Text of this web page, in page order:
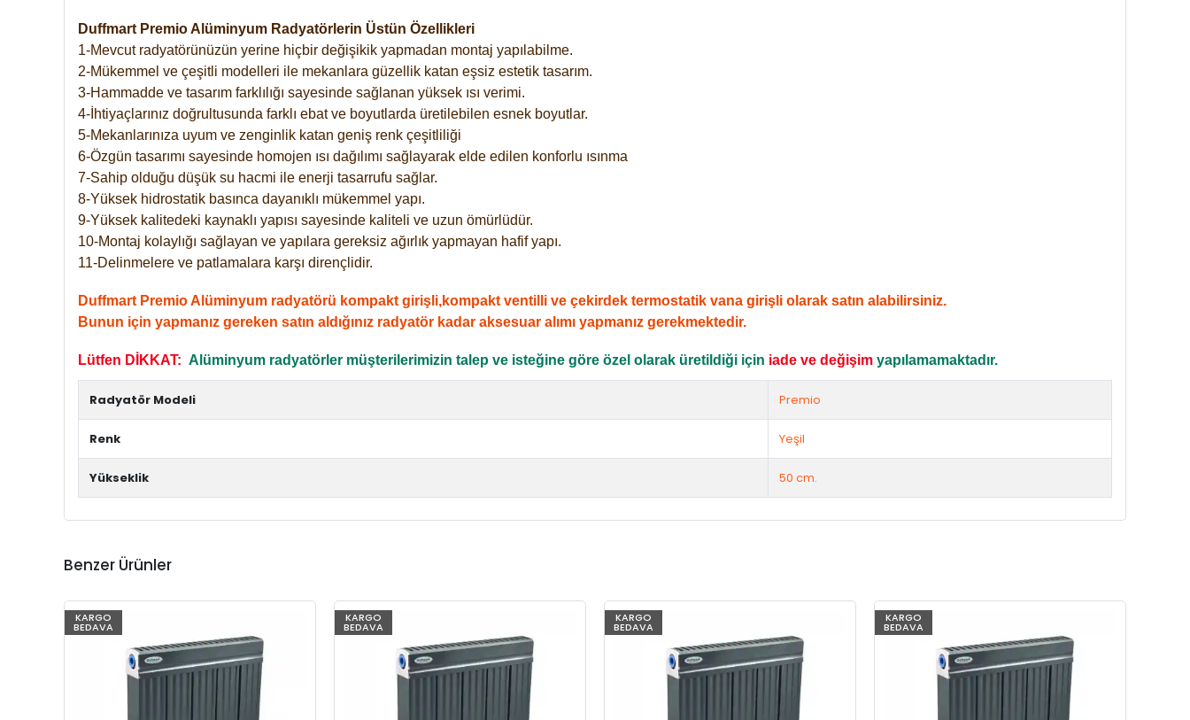
Duffmart Premio Alüminyum Radyatörlerin Üstün Özellikleri
1-Mevcut radyatörünüzün yerine hiçbir değişikik yapmadan montaj yapılabilme.
2-Mükemmel ve çeşitli modelleri ile mekanlara güzellik katan eşsiz estetik tasarım.
3-Hammadde ve tasarım farklılığı sayesinde sağlanan yüksek ısı verimi.
4-İhtiyaçlarınız doğrultusunda farklı ebat ve boyutlarda üretilebilen esnek boyutlar.
5-Mekanlarınıza uyum ve zenginlik katan geniş renk çeşitliliği
6-Özgün tasarımı sayesinde homojen ısı dağılımı sağlayarak elde edilen konforlu ısınma
7-Sahip olduğu düşük su hacmi ile enerji tasarrufu sağlar.
8-Yüksek hidrostatik basınca dayanıklı mükemmel yapı.
9-Yüksek kalitedeki kaynaklı yapısı sayesinde kaliteli ve uzun ömürlüdür.
10-Montaj kolaylığı sağlayan ve yapılara gereksiz ağırlık yapmayan hafif yapı.
11-Delinmelere ve patlamalara karşı dirençlidir.
Duffmart Premio Alüminyum radyatörü kompakt girişli,kompakt ventilli ve çekirdek termostatik vana girişli olarak satın alabilirsiniz.
Bunun için yapmanız gereken satın aldığınız radyatör kadar aksesuar alımı yapmanız gerekmektedir.
Lütfen DİKKAT: Alüminyum radyatörler müşterilerimizin talep ve isteğine göre özel olarak üretildiği için iade ve değişim yapılamamaktadır.
Radyatör Modeli Premio
Renk Yeşil
Yükseklik 50 cm.
Benzer Ürünler
KARGO
BEDAVA
KARGO
BEDAVA
KARGO
BEDAVA
KARGO
BEDAVA